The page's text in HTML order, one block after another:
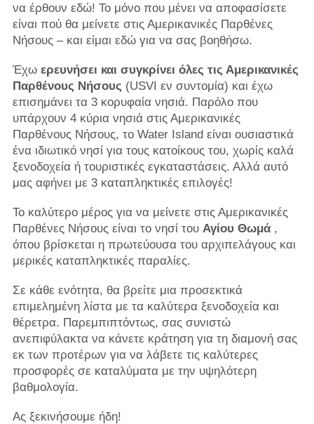
να έρθουν εδώ! Το μόνο που μένει να αποφασίσετε
είναι πού θα μείνετε στις Αμερικανικές Παρθένες
Νήσους – και είμαι εδώ για να σας βοηθήσω.
Έχω ερευνήσει και συγκρίνει όλες τις Αμερικανικές
Παρθένους Νήσους (USVI εν συντομία) και έχω
επισημάνει τα 3 κορυφαία νησιά. Παρόλο που
υπάρχουν 4 κύρια νησιά στις Αμερικανικές
Παρθένους Νήσους, το Water Island είναι ουσιαστικά
ένα ιδιωτικό νησί για τους κατοίκους του, χωρίς καλά
ξενοδοχεία ή τουριστικές εγκαταστάσεις. Αλλά αυτό
μας αφήνει με 3 καταπληκτικές επιλογές!
Το καλύτερο μέρος για να μείνετε στις Αμερικανικές
Παρθένες Νήσους είναι το νησί του Αγίου Θωμά,
όπου βρίσκεται η πρωτεύουσα του αρχιπελάγους και
μερικές καταπληκτικές παραλίες.
Σε κάθε ενότητα, θα βρείτε μια προσεκτικά
επιμελημένη λίστα με τα καλύτερα ξενοδοχεία και
θέρετρα. Παρεμπιπτόντως, σας συνιστώ
ανεπιφύλακτα να κάνετε κράτηση για τη διαμονή σας
εκ των προτέρων για να λάβετε τις καλύτερες
προσφορές σε καταλύματα με την υψηλότερη
βαθμολογία.
Ας ξεκινήσουμε ήδη!